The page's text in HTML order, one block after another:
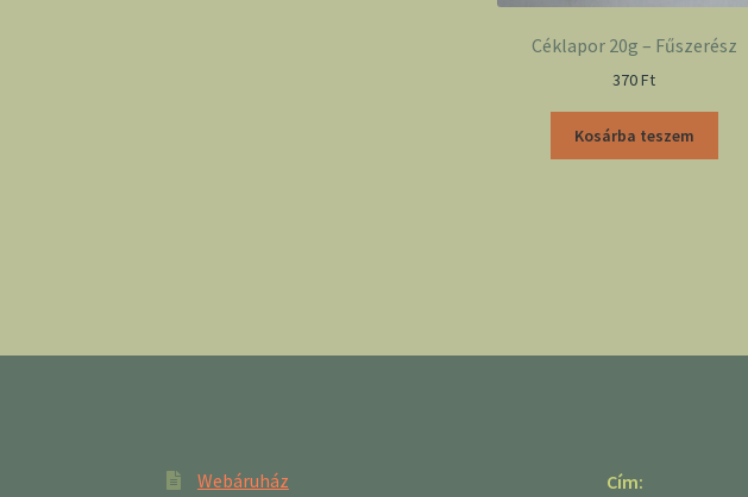
Céklapor 20g – Fűszerész
370Ft
Kosárba teszem
Webáruház
Cím: